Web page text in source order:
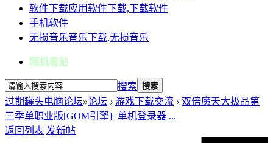
软件下载应用软件下载,下载软件
手机软件
无损音乐音乐下载,无损音乐
随机看贴
搜索 搜索
过期罐头电脑论坛»论坛 › 游戏下载交流 › 双倍魔天大极品第
三季单职业版[GOM引擎]+单机登录器 ...
返回列表 发新帖